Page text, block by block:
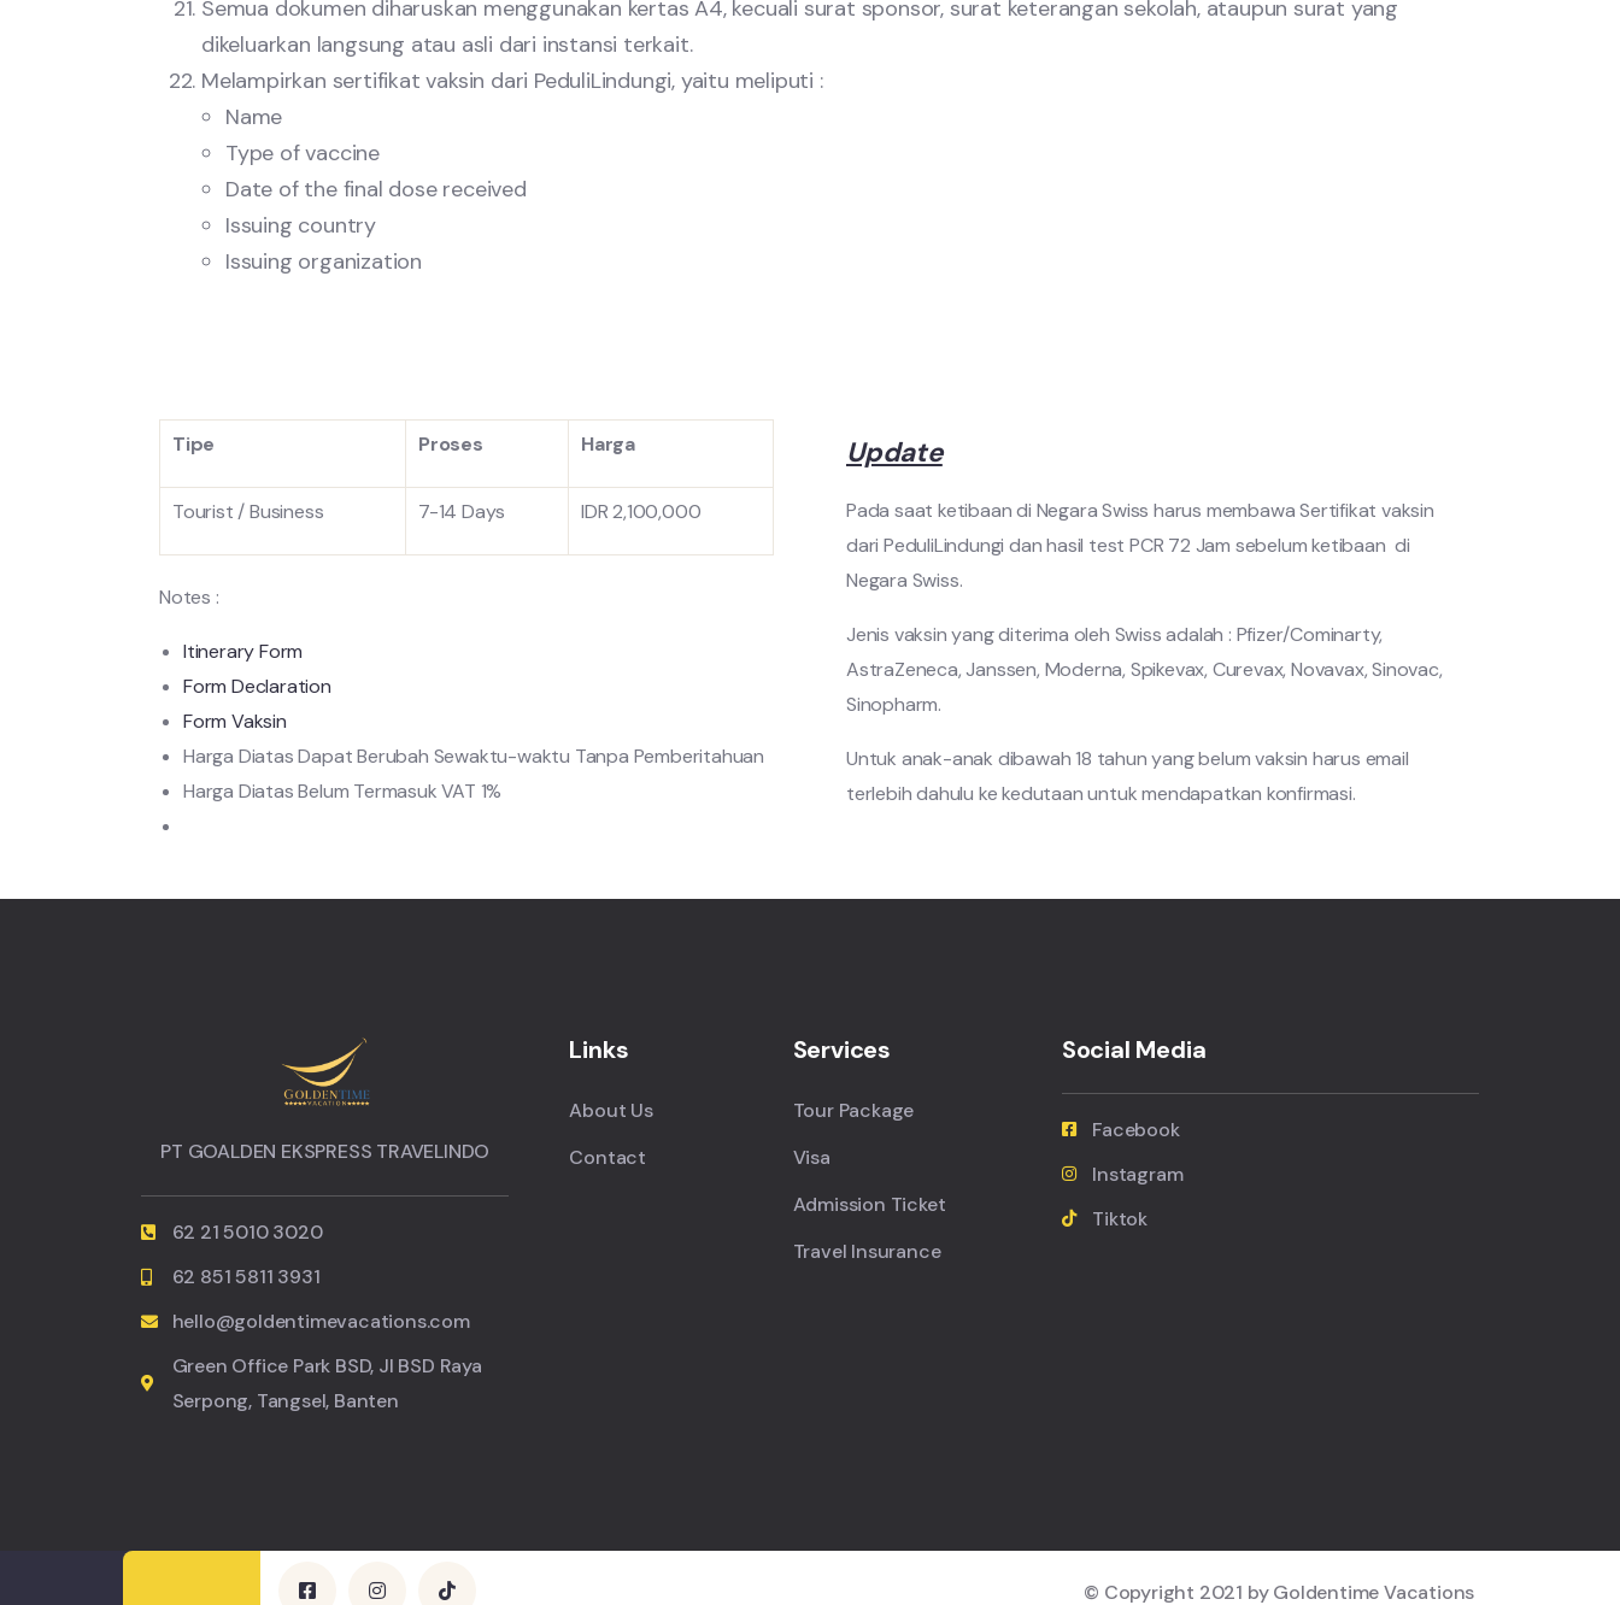
Semua dokumen diharuskan menggunakan kertas A4, kecuali surat sponsor, surat keterangan sekolah, ataupun surat yang
dikeluarkan langsung atau asli dari instansi terkait.
Melampirkan sertifikat vaksin dari PeduliLindungi, yaitu meliputi :
Name
Type of vaccine
Date of the final dose received
Issuing country
Issuing organization
Tipe Proses Harga
Tourist / Business 7-14 Days IDR 2,100,000
Notes :
Itinerary Form
Form Declaration
Form Vaksin
Harga Diatas Dapat Berubah Sewaktu-waktu Tanpa Pemberitahuan
Harga Diatas Belum Termasuk VAT 1%
Update
Pada saat ketibaan di Negara Swiss harus membawa Sertifikat vaksin
dari PeduliLindungi dan hasil test PCR 72 Jam sebelum ketibaan di
Negara Swiss.
Jenis vaksin yang diterima oleh Swiss adalah : Pfizer/Cominarty,
AstraZeneca, Janssen, Moderna, Spikevax, Curevax, Novavax, Sinovac,
Sinopharm.
Untuk anak-anak dibawah 18 tahun yang belum vaksin harus email
terlebih dahulu ke kedutaan untuk mendapatkan konfirmasi.
PT GOALDEN EKSPRESS TRAVELINDO
62 21 5010 3020
62 851 5811 3931
hello@goldentimevacations.com
Green Office Park BSD, Jl BSD Raya
Serpong, Tangsel, Banten
Links
About Us
Contact
Services
Tour Package
Visa
Admission Ticket
Travel Insurance
Social Media
Facebook
Instagram
Tiktok
© Copyright 2021 by Goldentime Vacations